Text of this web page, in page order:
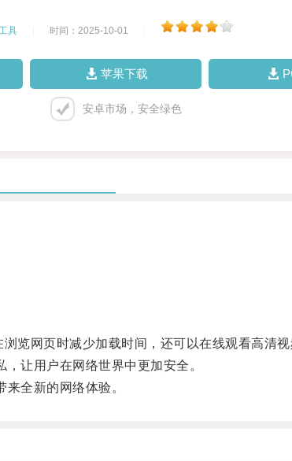
工具 时间：2025-10-01
苹果下载
安卓市场，安全绿色
网页时减少加载时间，还可以在线观看高清视
让用户在网络世界中更加安全。
全新的网络体验。